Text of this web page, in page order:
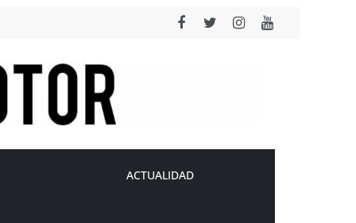
ACTUALIDAD